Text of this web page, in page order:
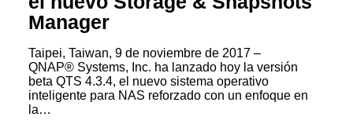
Manager
Taipei, Taiwan, 9 de noviembre de 2017 –
QNAP® Systems, Inc. ha lanzado hoy la versión
beta QTS 4.3.4, el nuevo sistema operativo
inteligente para NAS reforzado con un enfoque en
la…